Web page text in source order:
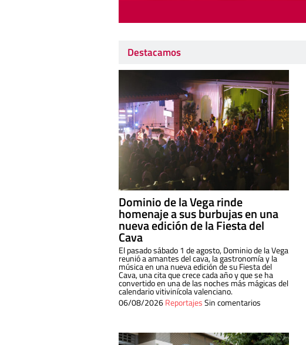
Destacamos
Dominio de la Vega rinde
homenaje a sus burbujas en una
nueva edición de la Fiesta del
Cava
El pasado sábado 1 de agosto, Dominio de la Vega
reunió a amantes del cava, la gastronomía y la
música en una nueva edición de su Fiesta del
Cava, una cita que crece cada año y que se ha
convertido en una de las noches más mágicas del
calendario vitivinícola valenciano.
06/08/2026ReportajesSin comentarios